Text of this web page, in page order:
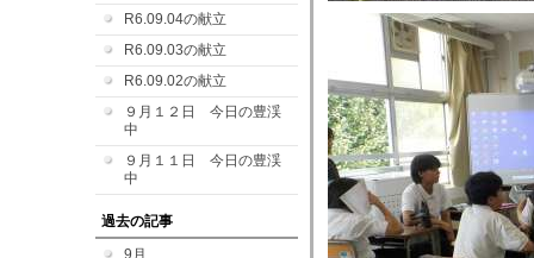
R6.09.04の献立
R6.09.03の献立
R6.09.02の献立
９月１２日 今日の豊渓
中
９月１１日 今日の豊渓
中
過去の記事
9月